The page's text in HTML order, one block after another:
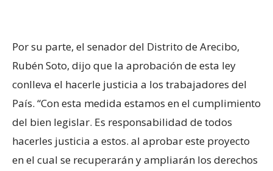
Por su parte, el senador del Distrito de Arecibo,
Rubén Soto, dijo que la aprobación de esta ley
conlleva el hacerle justicia a los trabajadores del
País. “Con esta medida estamos en el cumplimiento
del bien legislar. Es responsabilidad de todos
hacerles justicia a estos. al aprobar este proyecto
en el cual se recuperarán y ampliarán los derechos